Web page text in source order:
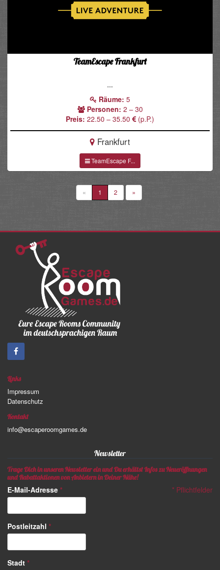
TeamEscape Frankfurt
...
Räume: 5
Personen: 2 – 30
Preis: 22.50 – 35.50 (p.P.)
Frankfurt
TeamEscape F...
« 1 2 »
Links
Impressum
Datenschutz
Kontakt
info@escaperoomgames.de
Newsletter
Trage Dich in unseren Newsletter ein und Du erhältst Infos zu Neueröffnungen
und Rabattaktionen von Anbietern in Deiner Nähe!
* Pflichtfelder
E-Mail-Adresse *
Postleitzahl *
Stadt *